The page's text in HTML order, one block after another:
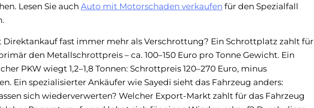
Lesen Sie auch Auto mit Motorschaden verkaufen für den Spezialfall
fast immer mehr als Verschrottung? Ein Schrottplatz zahlt für
den Metallschrottpreis – ca. 100–150 Euro pro Tonne Gewicht. Ein
PKW wiegt 1,2–1,8 Tonnen: Schrottpreis 120–270 Euro, minus
Ein spezialisierter Ankäufer wie Sayedi sieht das Fahrzeug anders:
sich wiederverwerten? Welcher Export-Markt zahlt für das Fahrzeug